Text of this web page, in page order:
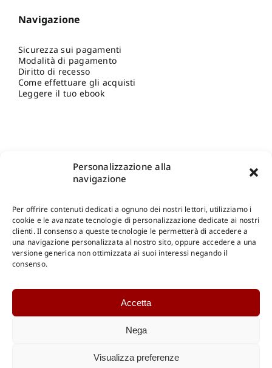
Personalizzazione alla
navigazione
Per offrire contenuti dedicati a ognuno dei nostri lettori, utilizziamo i
cookie e le avanzate tecnologie di personalizzazione dedicate ai nostri
clienti. Il consenso a queste tecnologie le permetterà di accedere a
una navigazione personalizzata al nostro sito, oppure accedere a una
versione generica non ottimizzata ai suoi interessi negando il
consenso.
Accetta
Nega
Visualizza preferenze
Navigazione
Sicurezza sui pagamenti
Modalità di pagamento
Diritto di recesso
Come effettuare gli acquisti
Leggere il tuo ebook
Shop Gangemi Editore-Pagamenti Sicuri e anche Rateali
Catalogo Internazionale
DOWNLOAD
Catalogo Internazionale